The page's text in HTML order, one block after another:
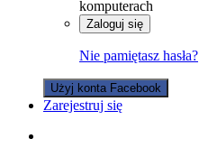
komputerach
Zaloguj się
Nie pamiętasz hasła?
Użyj konta Facebook
Zarejestruj się